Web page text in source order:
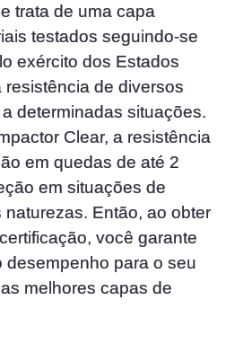
trata de uma capa
testados seguindo-se
exército dos Estados
de diversos
determinadas situações.
Clear, a resistência
em quedas de até 2
em situações de
Então, ao obter
você garante
desempenho para o seu
melhores capas de